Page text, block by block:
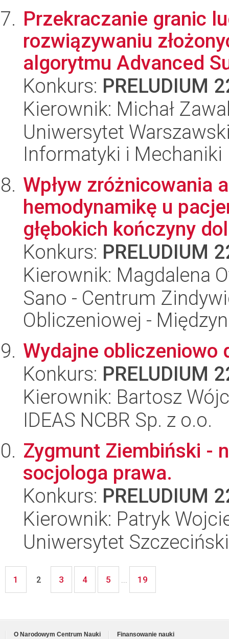
Przekraczanie granic
rozwiązywaniu
algorytmu Advanced
Konkurs: PRELUDIUM
Kierownik: Michał
Uniwersytet
Informatyki i Mechaniki
Wpływ zróżnicowania
hemodynamikę u
głębokich kończyny
Konkurs: PRELUDIUM
Kierownik: Magdalena
Sano - Centrum
Obliczeniowej -
Wydajne obliczeniowo
Konkurs: PRELUDIUM
Kierownik: Bartosz
IDEAS NCBR Sp. z o.o.
Zygmunt Ziembiński -
socjologa prawa.
Konkurs: PRELUDIUM
Kierownik: Patryk
Uniwersytet
1 2 3 4 5 ... 19
O Narodowym Centrum Nauki Finansowanie nauki